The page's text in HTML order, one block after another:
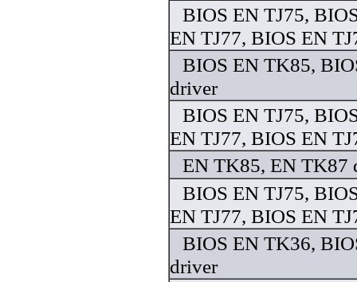
BIOS EN TJ75,
EN TJ77, BIOS EN
BIOS EN TK85,
driver
BIOS EN TJ75,
EN TJ77, BIOS EN
EN TK85, EN TK87
BIOS EN TJ75,
EN TJ77, BIOS EN
BIOS EN TK36,
driver